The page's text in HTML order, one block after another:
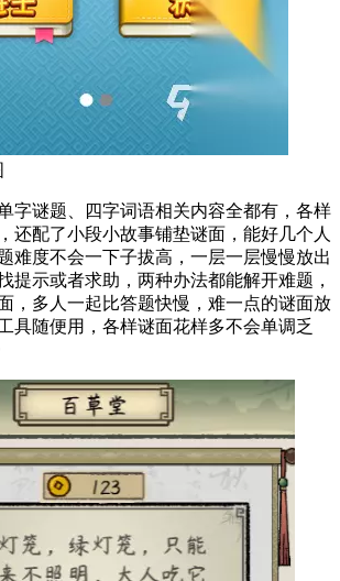
字谜题、四字词语相关内容全都有，各样
还配了小段小故事铺垫谜面，能好几个人
难度不会一下子拔高，一层一层慢慢放出
提示或者求助，两种办法都能解开难题，
，多人一起比答题快慢，难一点的谜面放
具随便用，各样谜面花样多不会单调乏